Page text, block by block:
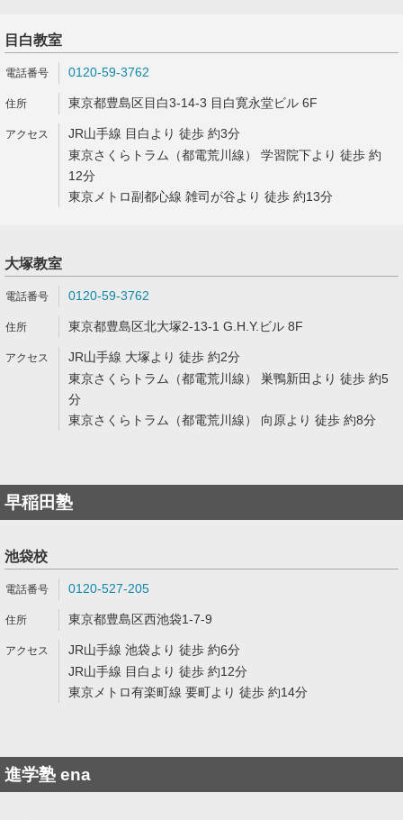
目白教室
0120-59-3762
東京都豊島区目白3-14-3 目白寛永堂ビル 6F
JR山手線 目白より 徒歩 約3分
東京さくらトラム（都電荒川線） 学習院下より 徒歩 約
12分
東京メトロ副都心線 雑司が谷より 徒歩 約13分
大塚教室
0120-59-3762
東京都豊島区北大塚2-13-1 G.H.Y.ビル 8F
JR山手線 大塚より 徒歩 約2分
東京さくらトラム（都電荒川線） 巣鴨新田より 徒歩 約5
分
東京さくらトラム（都電荒川線） 向原より 徒歩 約8分
早稲田塾
池袋校
0120-527-205
東京都豊島区西池袋1-7-9
JR山手線 池袋より 徒歩 約6分
JR山手線 目白より 徒歩 約12分
東京メトロ有楽町線 要町より 徒歩 約14分
進学塾 ena